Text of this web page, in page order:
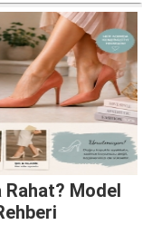
Rahat? Model